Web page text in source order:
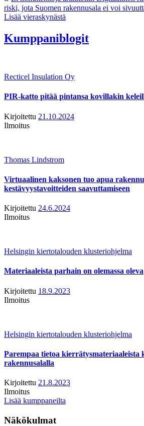
riski, jota Suomen rakennusala ei voi
Lisää vieraskynästä
Kumppaniblogit
Recticel Insulation Oy
PIR-katto pitää pintansa kovillakin
Kirjoitettu 21.10.2024
Ilmoitus
Thomas Lindstrom
Virtuaalinen kaksonen tuo apua
kestävyystavoitteiden saavuttamiseen
Kirjoitettu 24.6.2024
Ilmoitus
Helsingin kiertotalouden klusteriohjelma
Materiaaleista parhain on olemassa oleva
Kirjoitettu 18.9.2023
Ilmoitus
Helsingin kiertotalouden klusteriohjelma
Parempaa tietoa kierrätysmateriaaleista
rakennusalalla
Kirjoitettu 21.8.2023
Ilmoitus
Lisää kumppaneilta
Näkökulmat